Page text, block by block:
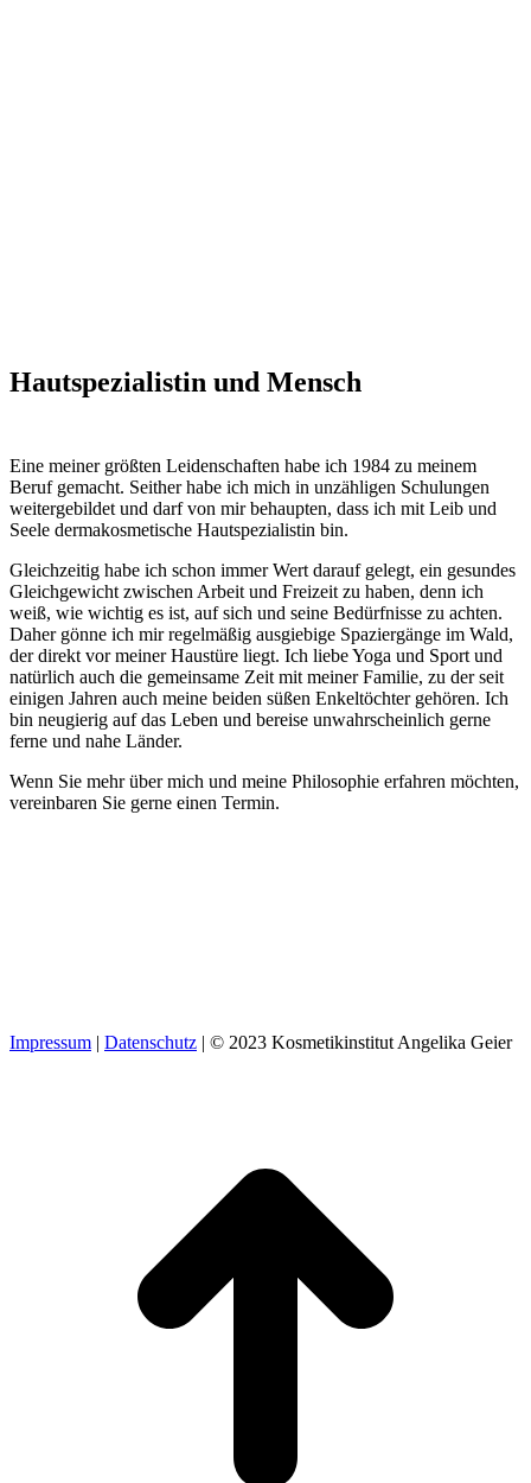
Hautspezialistin und Mensch
Eine meiner größten Leidenschaften habe ich 1984 zu meinem
Beruf gemacht. Seither habe ich mich in unzähligen Schulungen
weitergebildet und darf von mir behaupten, dass ich mit Leib und
Seele dermakosmetische Hautspezialistin bin.
Gleichzeitig habe ich schon immer Wert darauf gelegt, ein gesundes
Gleichgewicht zwischen Arbeit und Freizeit zu haben, denn ich
weiß, wie wichtig es ist, auf sich und seine Bedürfnisse zu achten.
Daher gönne ich mir regelmäßig ausgiebige Spaziergänge im Wald,
der direkt vor meiner Haustüre liegt. Ich liebe Yoga und Sport und
natürlich auch die gemeinsame Zeit mit meiner Familie, zu der seit
einigen Jahren auch meine beiden süßen Enkeltöchter gehören. Ich
bin neugierig auf das Leben und bereise unwahrscheinlich gerne
ferne und nahe Länder.
Wenn Sie mehr über mich und meine Philosophie erfahren möchten,
vereinbaren Sie gerne einen Termin.
Impressum | Datenschutz | © 2023 Kosmetikinstitut Angelika Geier